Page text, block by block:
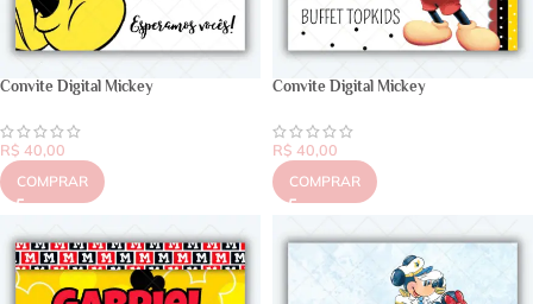
Convite Digital Mickey
R$ 40,00
COMPRAR
Convite Digital Mickey
R$ 40,00
COMPRAR